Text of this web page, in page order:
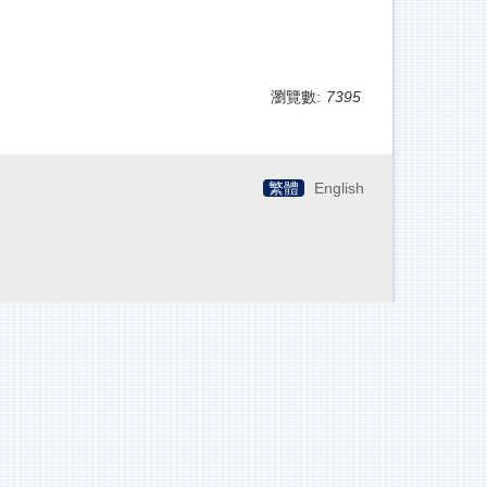
瀏覽數: 7395
繁體 English